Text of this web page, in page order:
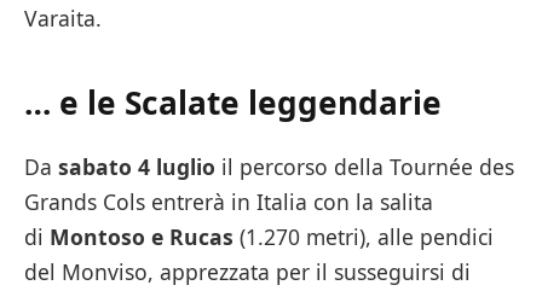
Varaita.
… e le Scalate leggendarie
Da sabato 4 luglio il percorso della Tournée des
Grands Cols entrerà in Italia con la salita
di Montoso e Rucas (1.270 metri), alle pendici
del Monviso, apprezzata per il susseguirsi di